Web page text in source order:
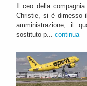
Il ceo della
Christie, si è dimesso
amministrazione, il
sostituto p... continua